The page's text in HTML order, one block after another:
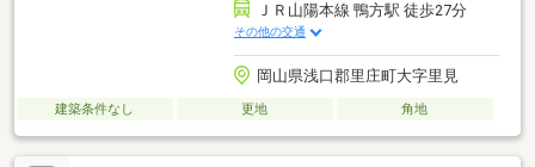
ＪＲ山陽本線 鴨方駅 徒歩27分
その他の交通
岡山県浅口郡里庄町大字里見
建築条件なし 更地 角地